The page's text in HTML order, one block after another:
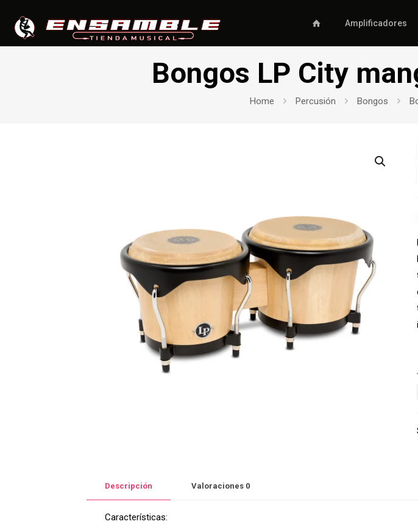
Amplificadores
Bongos LP City
Home Percusión Bongos
Descripción Valoraciones 0
Características: